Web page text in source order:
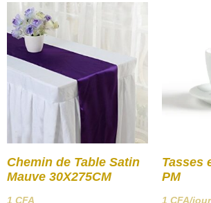
Chemin de Table Satin
Mauve 30X275CM
1 CFA
Tasses
PM
1 CFA/jour